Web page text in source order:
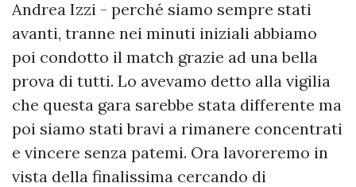
Andrea Izzi - perché siamo sempre stati
avanti, tranne nei minuti iniziali abbiamo
poi condotto il match grazie ad una bella
prova di tutti. Lo avevamo detto alla vigilia
che questa gara sarebbe stata differente ma
poi siamo stati bravi a rimanere concentrati
e vincere senza patemi. Ora lavoreremo in
vista della finalissima cercando di